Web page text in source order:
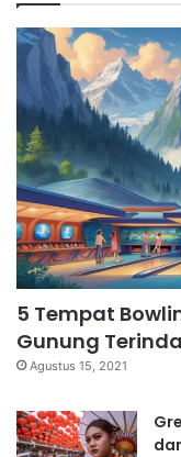
5 Tempat
Gunung
Agustus 15, 2021